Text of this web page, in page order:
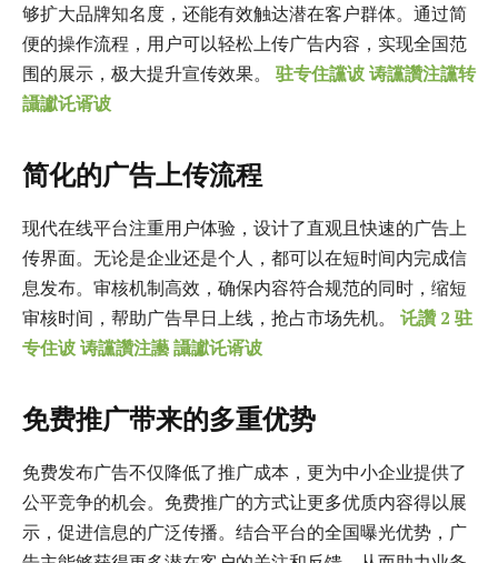
够扩大品牌知名度，还能有效触达潜在客户群体。通过简
便的操作流程，用户可以轻松上传广告内容，实现全国范
围的展示，极大提升宣传效果。 驻专住讜诐 诪讜讚注讜转
讘讞讬谞诐
简化的广告上传流程
现代在线平台注重用户体验，设计了直观且快速的广告上
传界面。无论是企业还是个人，都可以在短时间内完成信
息发布。审核机制高效，确保内容符合规范的同时，缩短
审核时间，帮助广告早日上线，抢占市场先机。 讬讚 2 驻
专住诐 诪讜讚注讛 讘讞讬谞诐
免费推广带来的多重优势
免费发布广告不仅降低了推广成本，更为中小企业提供了
公平竞争的机会。免费推广的方式让更多优质内容得以展
示，促进信息的广泛传播。结合平台的全国曝光优势，广